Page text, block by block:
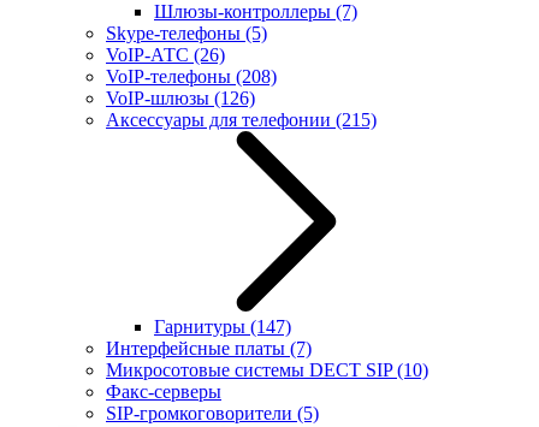
Шлюзы-контроллеры (7)
Skype-телефоны (5)
VoIP-АТС (26)
VoIP-телефоны (208)
VoIP-шлюзы (126)
Аксессуары для телефонии (215)
Гарнитуры (147)
Интерфейсные платы (7)
Микросотовые системы DECT SIP(10)
Факс-серверы
SIP-громкоговорители (5)